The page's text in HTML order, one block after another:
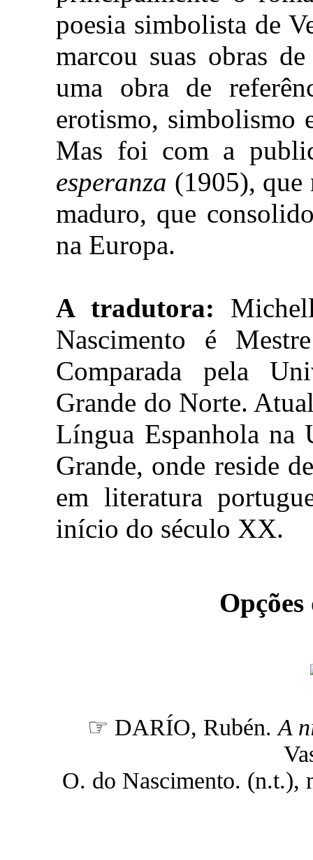
poesia simbolista de
marcou suas obras
uma obra de
erotismo, simbolismo
Mas foi com a
esperanza (1905), que
maduro, que
na Europa.
A tradutora:
Nascimento é
Comparada pela
Grande do Norte.
Língua Espanhola na
Grande, onde reside
em literatura
início do século XX.
☞ DARÍO, Rubén.A
O. do Nascimento. (n.t.),